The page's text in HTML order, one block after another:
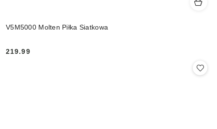
V5M5000 Molten Piłka Siatkowa
Cena:
219.99